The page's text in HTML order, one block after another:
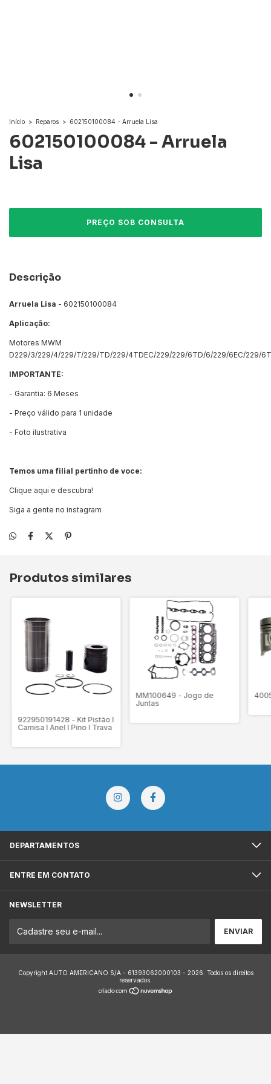
Início > Reparos > 602150100084 - Arruela Lisa
602150100084 - Arruela
Lisa
Descrição
Arruela Lisa - 602150100084
Aplicação:
Motores MWM
D229/3/229/4/229/T/229/TD/229/4TDEC/229/229/6TD/6/229/6EC/229/
IMPORTANTE:
- Garantia: 6 Meses
- Preço válido para 1 unidade
- Foto ilustrativa
Temos uma filial pertinho de voce:
Clique aqui e descubra!
Siga a gente no instagram
Produtos similares
922950191428 - Kit Pistão I
Camisa I Anel I Pino I Trava
MM100649 - Jogo de
Juntas
DEPARTAMENTOS
ENTRE EM CONTATO
NEWSLETTER
Copyright AUTO AMERICANO S/A - 61393062000103 - 2026. Todos os direitos
reservados.